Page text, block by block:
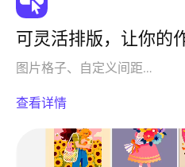
可灵活排版，让你的
图片格子、自定义间距…
查看详情